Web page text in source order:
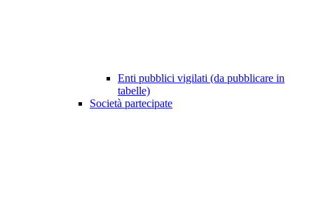
Enti pubblici vigilati (da pubblicare in
tabelle)
Società partecipate